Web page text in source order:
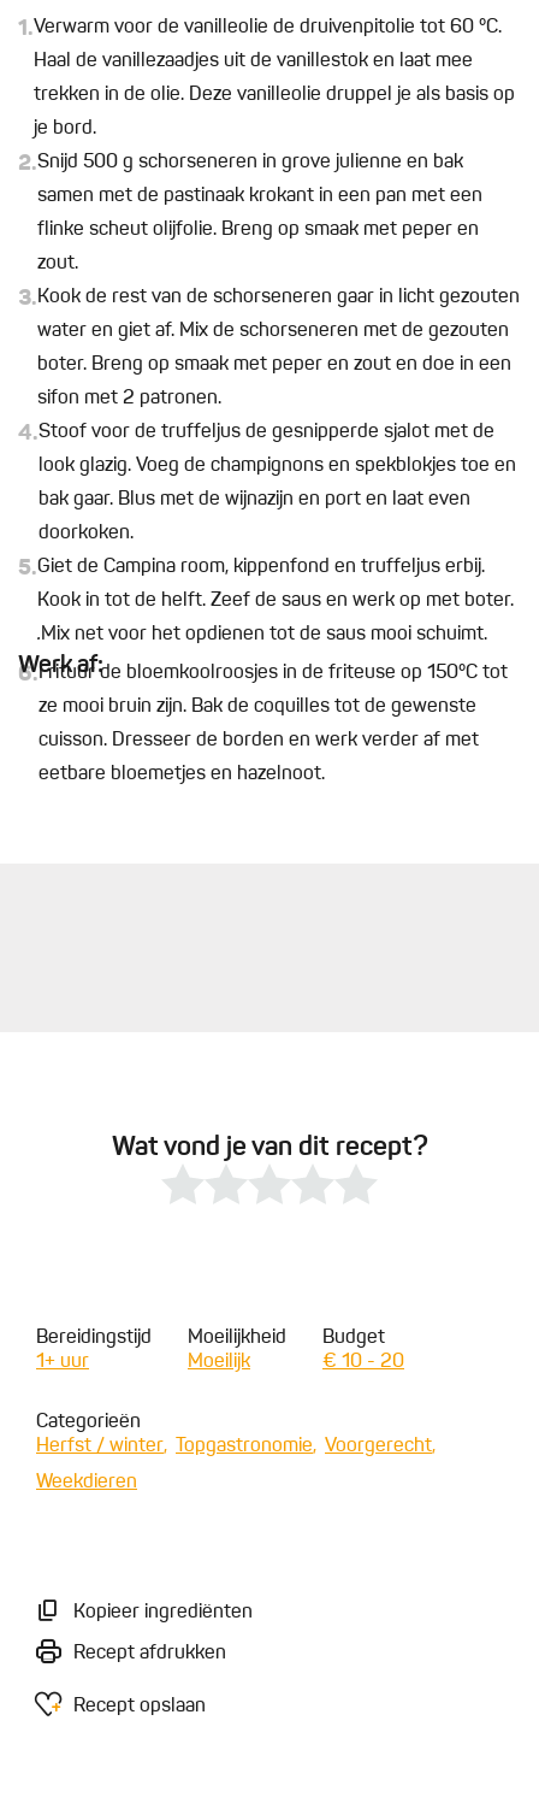
1.Verwarm voor de vanilleolie de druivenpitolie tot 60 °C.
Haal de vanillezaadjes uit de vanillestok en laat mee
trekken in de olie. Deze vanilleolie druppel je als basis op
je bord.
2.Snijd 500 g schorseneren in grove julienne en bak
samen met de pastinaak krokant in een pan met een
flinke scheut olijfolie. Breng op smaak met peper en
zout.
3.Kook de rest van de schorseneren gaar in licht gezouten
water en giet af. Mix de schorseneren met de gezouten
boter. Breng op smaak met peper en zout en doe in een
sifon met 2 patronen.
4.Stoof voor de truffeljus de gesnipperde sjalot met de
look glazig. Voeg de champignons en spekblokjes toe en
bak gaar. Blus met de wijnazijn en port en laat even
doorkoken.
5.Giet de Campina room, kippenfond en truffeljus erbij.
Kook in tot de helft. Zeef de saus en werk op met boter.
.Mix net voor het opdienen tot de saus mooi schuimt.
Werk af:
6.Frituur de bloemkoolroosjes in de friteuse op 150°C tot
ze mooi bruin zijn. Bak de coquilles tot de gewenste
cuisson. Dresseer de borden en werk verder af met
eetbare bloemetjes en hazelnoot.
Wat vond je van dit recept?
Bereidingstijd
1+ uur
Moeilijkheid
Moeilijk
Budget
€ 10 - 20
Categorieën
Herfst / winter
Topgastronomie
Voorgerecht
Weekdieren
Kopieer ingrediënten
Recept afdrukken
Recept opslaan